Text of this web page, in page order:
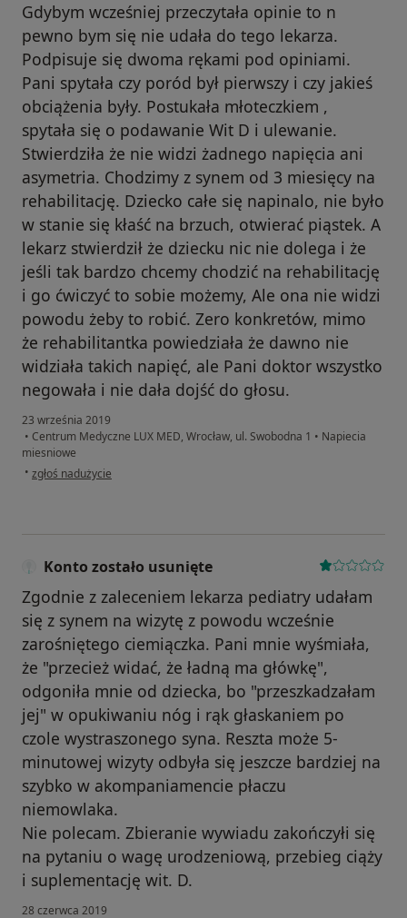
Gdybym wcześniej przeczytała opinie to n
pewno bym się nie udała do tego lekarza.
Podpisuje się dwoma rękami pod opiniami.
Pani spytała czy poród był pierwszy i czy jakieś
obciążenia były. Postukała młoteczkiem ,
spytała się o podawanie Wit D i ulewanie.
Stwierdziła że nie widzi żadnego napięcia ani
asymetria. Chodzimy z synem od 3 miesięcy na
rehabilitację. Dziecko całe się napinalo, nie było
w stanie się kłaść na brzuch, otwierać piąstek. A
lekarz stwierdził że dziecku nic nie dolega i że
jeśli tak bardzo chcemy chodzić na rehabilitację
i go ćwiczyć to sobie możemy, Ale ona nie widzi
powodu żeby to robić. Zero konkretów, mimo
że rehabilitantka powiedziała że dawno nie
widziała takich napięć, ale Pani doktor wszystko
negowała i nie dała dojść do głosu.
23 września 2019
• Centrum Medyczne LUX MED, Wrocław, ul. Swobodna 1 • Napiecia
miesniowe
• w opinii użytkownika Karolina Godzieba
zgłoś nadużycie
Konto zostało usunięte
Zgodnie z zaleceniem lekarza pediatry udałam
się z synem na wizytę z powodu wcześnie
zarośniętego ciemiączka. Pani mnie wyśmiała,
że "przecież widać, że ładną ma główkę",
odgoniła mnie od dziecka, bo "przeszkadzałam
jej" w opukiwaniu nóg i rąk głaskaniem po
czole wystraszonego syna. Reszta może 5-
minutowej wizyty odbyła się jeszcze bardziej na
szybko w akompaniamencie płaczu
niemowlaka.
Nie polecam. Zbieranie wywiadu zakończyłi się
na pytaniu o wagę urodzeniową, przebieg ciąży
i suplementację wit. D.
28 czerwca 2019